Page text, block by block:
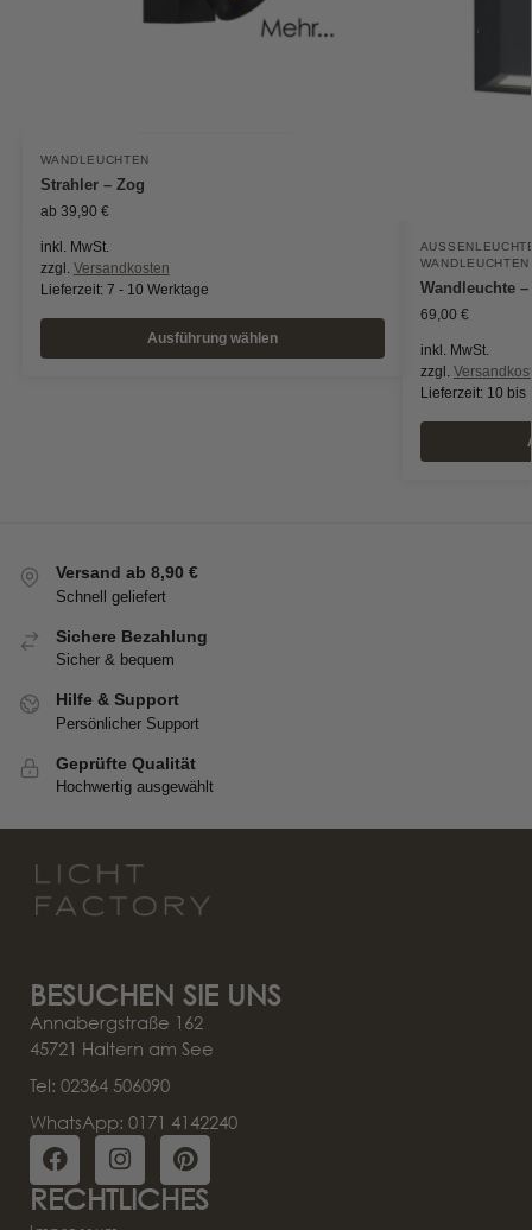
WANDLEUCHTEN
Strahler – Zog
ab 39,90 €
inkl. MwSt.
zzgl. Versandkosten
Lieferzeit: 7 - 10 Werktage
Ausführung wählen
WANDLEUCHTEN
Wandleuchte
69,00 €
inkl. MwSt.
zzgl.
Lieferzeit: 10 bis
Versand ab 8,90 €
Schnell geliefert
Sichere Bezahlung
Sicher & bequem
Hilfe & Support
Persönlicher Support
Geprüfte Qualität
Hochwertig ausgewählt
BESUCHEN SIE UNS
Annabergstraße 162
45721 Haltern am See
Tel: 02364 506090
WhatsApp: 0171 4142240
RECHTLICHES